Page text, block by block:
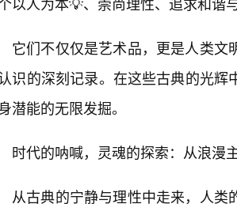
它们不仅仅是艺术品，更是人类
识的深刻记录。在这些古典的光
潜能的无限发掘。
时代的呐喊，灵魂的探索：从浪漫
从古典的宁静与理性中走来，人